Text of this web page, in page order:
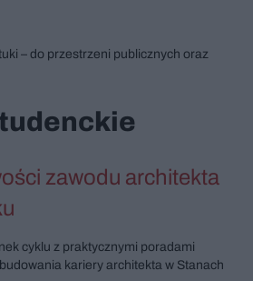
– do przestrzeni publicznych oraz
zawodu architekta
cyklu z praktycznymi poradami
kariery architekta w Stanach